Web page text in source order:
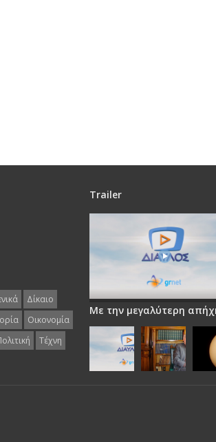
Δίκαιο
Οικονομία
Τέχνη
Trailer
Με την μεγαλύτερη